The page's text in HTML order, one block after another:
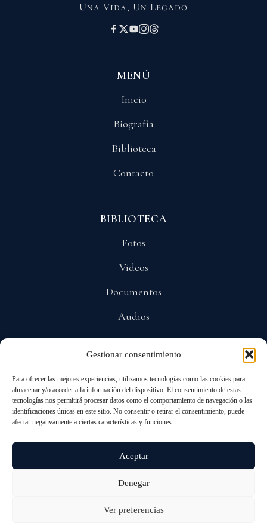
Gestionar consentimiento
Para ofrecer las mejores experiencias, utilizamos tecnologías como las cookies para
almacenar y/o acceder a la información del dispositivo. El consentimiento de estas
tecnologías nos permitirá procesar datos como el comportamiento de navegación o las
identificaciones únicas en este sitio. No consentir o retirar el consentimiento, puede
afectar negativamente a ciertas características y funciones.
Aceptar
Denegar
Ver preferencias
Una Vida, Un Legado
MENÚ
Inicio
Biografía
Biblioteca
Contacto
BIBLIOTECA
Fotos
Videos
Documentos
Audios
Privacidad
Protección De Datos
© 2026 ALL RIGHTS RESERVED
ANDRÉS PASTRANA ARANGO